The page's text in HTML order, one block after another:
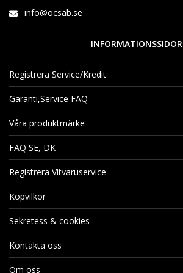
info@ocsab.se
INFORMATIONSSIDOR
Registrera Service/Kredit
Garanti,Service FAQ
Våra produktmärke
FAQ SE, DK
Registrera Vitvaruservice
Köpvilkor
Sekretess & cookies
Kontakta oss
Om oss